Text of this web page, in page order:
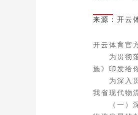
来源：开云
开云体育官
为贯彻落
施》印发给
为深入贯
我省现代物
（一）深